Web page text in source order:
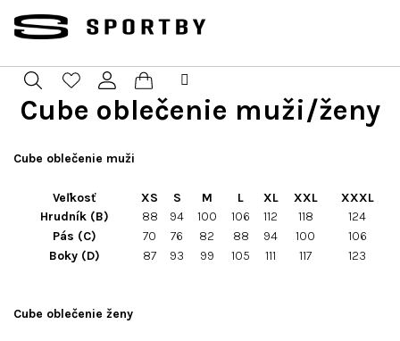
obsah
Hľadať PrihlásenieNákupný
Cube oblečenie muži/ženy
Cube oblečenie muži
Veľkosť XS S M L XL XXL
XXXL
Hrudník (B)
88 94 100 106 112 118
124
Pás (C)
70 76 82 88 94 100
106
Boky (D)
87 93 99 105 111 117 123
Cube oblečenie ženy